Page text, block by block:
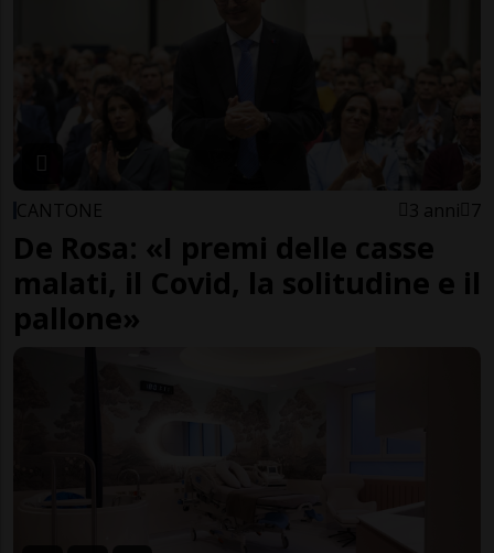
CANTONE 3 anni 7
De Rosa: «I premi delle casse
malati, il Covid, la solitudine e il
pallone»